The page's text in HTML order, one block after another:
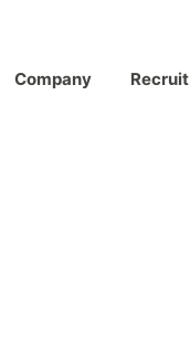
Company Recruit